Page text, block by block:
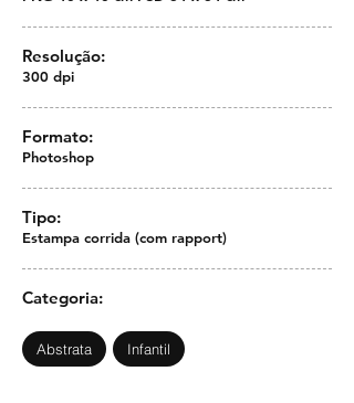
Resolução:
300 dpi
Formato:
Photoshop
Tipo:
Estampa corrida (com rapport)
Categoria:
Abstrata Infantil